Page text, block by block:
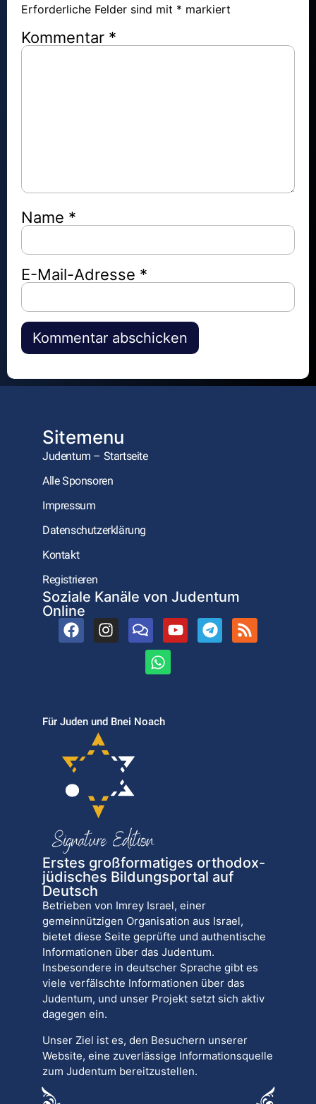
Erforderliche Felder sind mit * markiert
Kommentar *
Name *
E-Mail-Adresse *
Alternative:
Sitemenu
Judentum – Startseite
Alle Sponsoren
Impressum
Datenschutzerklärung
Kontakt
Registrieren
Soziale Kanäle von Judentum
Online
Für Juden und Bnei Noach
Erstes großformatiges orthodox-
jüdisches Bildungsportal auf
Deutsch
Betrieben von Imrey Israel, einer
gemeinnützigen Organisation aus Israel,
bietet diese Seite geprüfte und authentische
Informationen über das Judentum.
Insbesondere in deutscher Sprache gibt es
viele verfälschte Informationen über das
Judentum, und unser Projekt setzt sich aktiv
dagegen ein.
Unser Ziel ist es, den Besuchern unserer
Website, eine zuverlässige Informationsquelle
zum Judentum bereitzustellen.